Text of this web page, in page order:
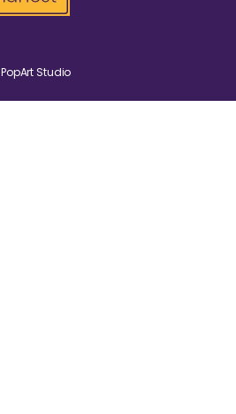
PopArt Studio